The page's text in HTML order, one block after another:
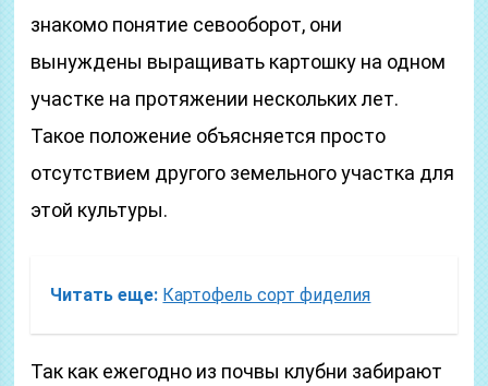
знакомо понятие севооборот, они
вынуждены выращивать картошку на одном
участке на протяжении нескольких лет.
Такое положение объясняется просто
отсутствием другого земельного участка для
этой культуры.
Читать еще: Картофель сорт фиделия
Так как ежегодно из почвы клубни забирают